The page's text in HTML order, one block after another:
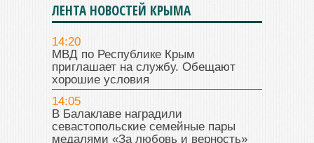
ЛЕНТА НОВОСТЕЙ КРЫМА
14:20
МВД по Республике Крым
приглашает на службу. Обещают
хорошие условия
14:05
В Балаклаве наградили
севастопольские семейные пары
медалями «За любовь и верность»